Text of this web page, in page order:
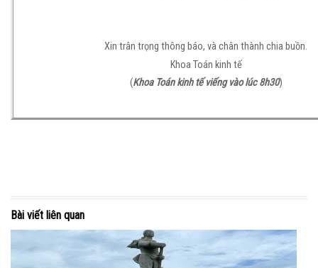
Xin trân trọng thông báo, và chân thành chia buồn.
Khoa Toán kinh tế
(Khoa Toán kinh tế viếng vào lúc 8h30)
Bài viết liên quan